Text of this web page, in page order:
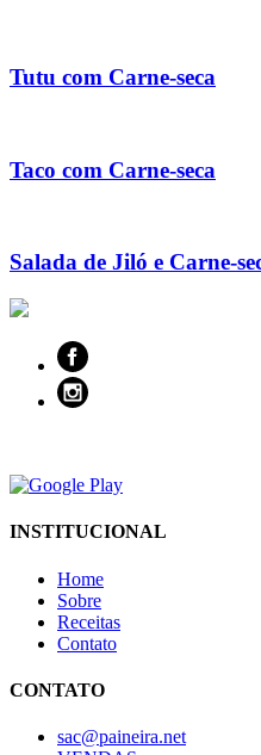
Tutu com Carne-seca
Taco com Carne-seca
Salada de Jiló e Carne-
INSTITUCIONAL
Home
Sobre
Receitas
Contato
CONTATO
sac@paineira.net